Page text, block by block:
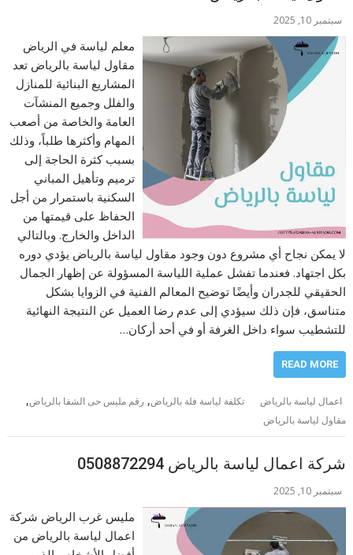
سبتمبر 10, 2025
معلم لياسة في الرياض
مقاول لياسة بالرياض تعد
المشاريع البنائية للمنازل
والفلل وجميع المنشآت
العامة والخاصة من أصعب
المهام وأكثرها طلباً، وذلك
بسبب كثرة الحاجة إلى
ترميم وتأهيل المباني
السكنية باستمرار من أجل
الحفاظ على قيمتها من
الداخل والخارج. وبالتالي
لا يمكن نجاح أي مشروع دون وجود مقاول لياسة بالرياض يؤدي دوره
بكل اجتهاد. فعندما تفشل عملية اللياسة المسؤولة عن إظهار الجمال
الحقيقي للجدران وأيضًا توضيح المعالم الفنية في الزوايا بشكل
متناسق، فإن ذلك سيؤدي إلى عدم رضا العميل عن النتيجة النهائية
للتشطيب سواء داخل الغرفة أو في أحد أركان…
READ MORE
اعمال لياسة بالرياض تكلفة لياسة فلة بالرياض, رقم مليس حى الشفا بالرياض,
مقاول لياسة بالرياض
شركة اعمال لياسة بالرياض 0508872294
سبتمبر 10, 2025
مليس غرب الرياض شركة
اعمال لياسة بالرياض من